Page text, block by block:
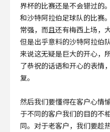
界杯的比赛还是不会错过的
和沙特阿拉伯足球队的比赛
常强，而且还有梅西上场，
但是出乎意料的沙特阿拉伯
来说这无疑是巨大的开心，
了恭祝的话语和开心的表情
复。
然后我们要懂得在客户心情
于不同的客户我们的目的不
同。对于老客户，我们要趁